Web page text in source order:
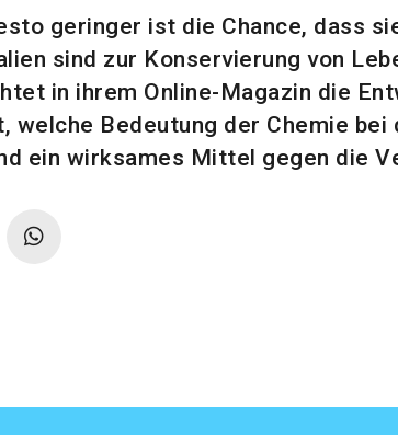
geringer ist die Chance, dass
sind zur Konservierung von
in ihrem Online-Magazin die
welche Bedeutung der Chemie
ein wirksames Mittel gegen die